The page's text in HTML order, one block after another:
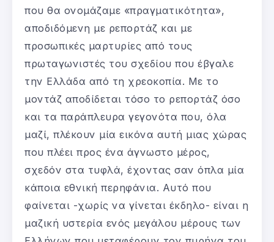
που θα ονομάζαμε «πραγματικότητα»,
αποδιδόμενη με ρεπορτάζ και με
προσωπικές μαρτυρίες από τους
πρωταγωνιστές του σχεδίου που έβγαλε
την Ελλάδα από τη χρεοκοπία. Με το
μοντάζ αποδίδεται τόσο το ρεπορτάζ όσο
και τα παράπλευρα γεγονότα που, όλα
μαζί, πλέκουν μία εικόνα αυτή μιας χώρας
που πλέει προς ένα άγνωστο μέρος,
σχεδόν στα τυφλά, έχοντας σαν όπλα μία
κάποια εθνική περηφάνια. Αυτό που
φαίνεται -χωρίς να γίνεται έκδηλο- είναι η
μαζική υστερία ενός μεγάλου μέρους των